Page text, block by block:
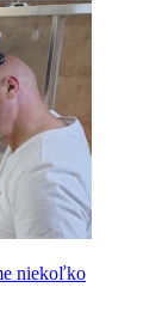
niekoľko